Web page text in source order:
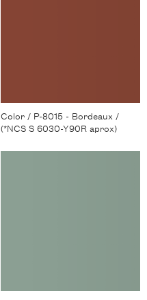
Color / P-8015 - Bordeaux /
(*NCS S 6030-Y90R aprox)